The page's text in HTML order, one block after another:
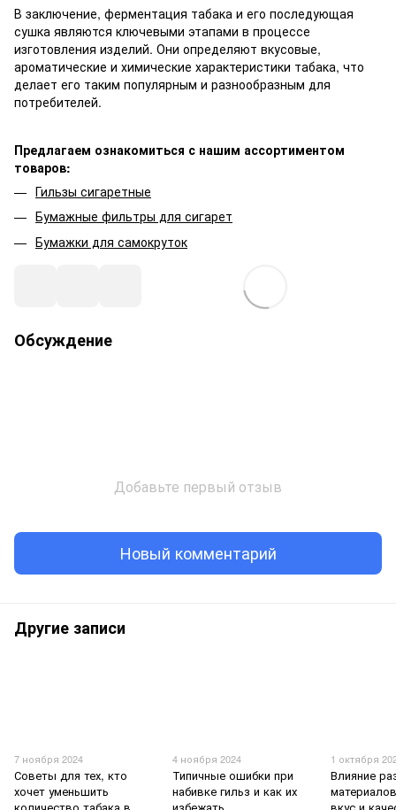
В заключение, ферментация табака и его последующая
сушка являются ключевыми этапами в процессе
изготовления изделий. Они определяют вкусовые,
ароматические и химические характеристики табака, что
делает его таким популярным и разнообразным для
потребителей.
Предлагаем ознакомиться с нашим ассортиментом
товаров:
Гильзы сигаретные
Бумажные фильтры для сигарет
Бумажки для самокруток
Обсуждение
Добавьте первый отзыв
Новый комментарий
Другие записи
7 ноября 2024
Советы для тех, кто
хочет уменьшить
4 ноября 2024
Типичные ошибки при
набивке гильз и как их
1 октября
Влияние